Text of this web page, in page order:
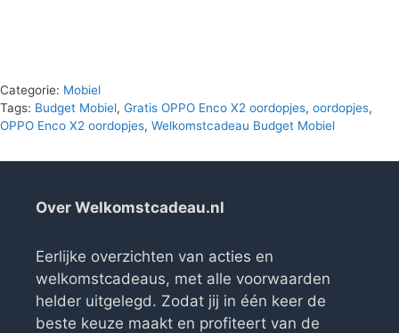
Categorie: Mobiel
Tags: Budget Mobiel, Gratis OPPO Enco X2 oordopjes, oordopjes,
OPPO Enco X2 oordopjes, Welkomstcadeau Budget Mobiel
Over Welkomstcadeau.nl
Eerlijke overzichten van acties en
welkomstcadeaus, met alle voorwaarden
helder uitgelegd. Zodat jij in één keer de
beste keuze maakt en profiteert van de